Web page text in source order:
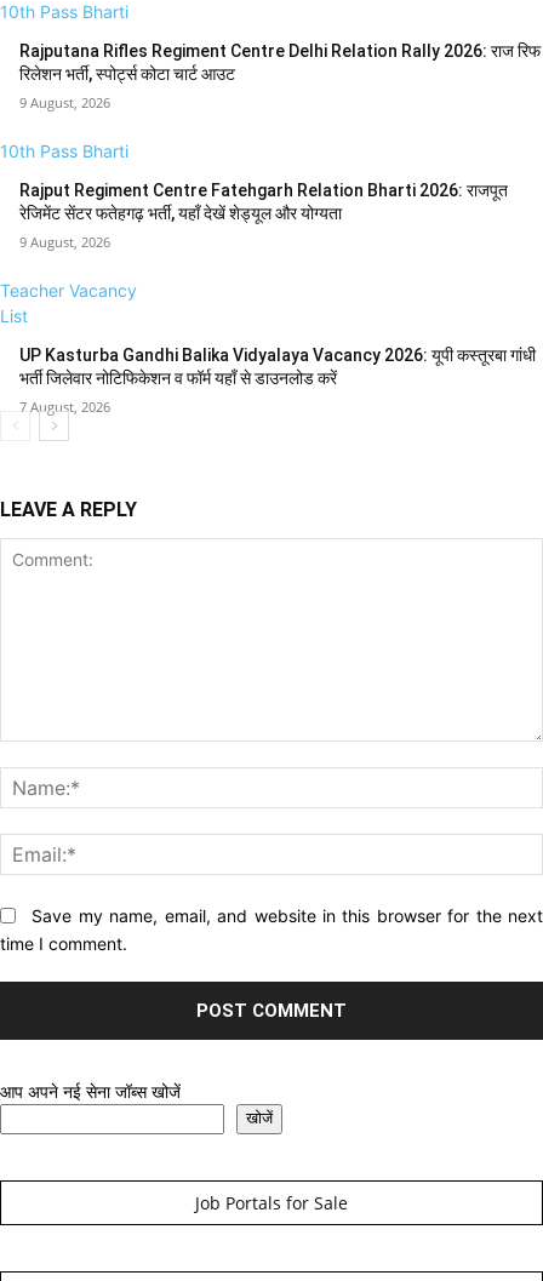
10th Pass Bharti
Rajputana Rifles Regiment Centre Delhi Relation Rally 2026: राज रिफ
रिलेशन भर्ती, स्पोर्ट्स कोटा चार्ट आउट
9 August, 2026
10th Pass Bharti
Rajput Regiment Centre Fatehgarh Relation Bharti 2026: राजपूत
रेजिमेंट सेंटर फतेहगढ़ भर्ती, यहाँ देखें शेड्यूल और योग्यता
9 August, 2026
Teacher Vacancy
List
UP Kasturba Gandhi Balika Vidyalaya Vacancy 2026: यूपी कस्तूरबा गांधी
भर्ती जिलेवार नोटिफिकेशन व फॉर्म यहाँ से डाउनलोड करें
7 August, 2026
LEAVE A REPLY
Website:Save my name, email, and website in this browser for the next
time I comment.
आप अपने नई सेना जॉब्स खोजें
खोजें
Job Portals for Sale